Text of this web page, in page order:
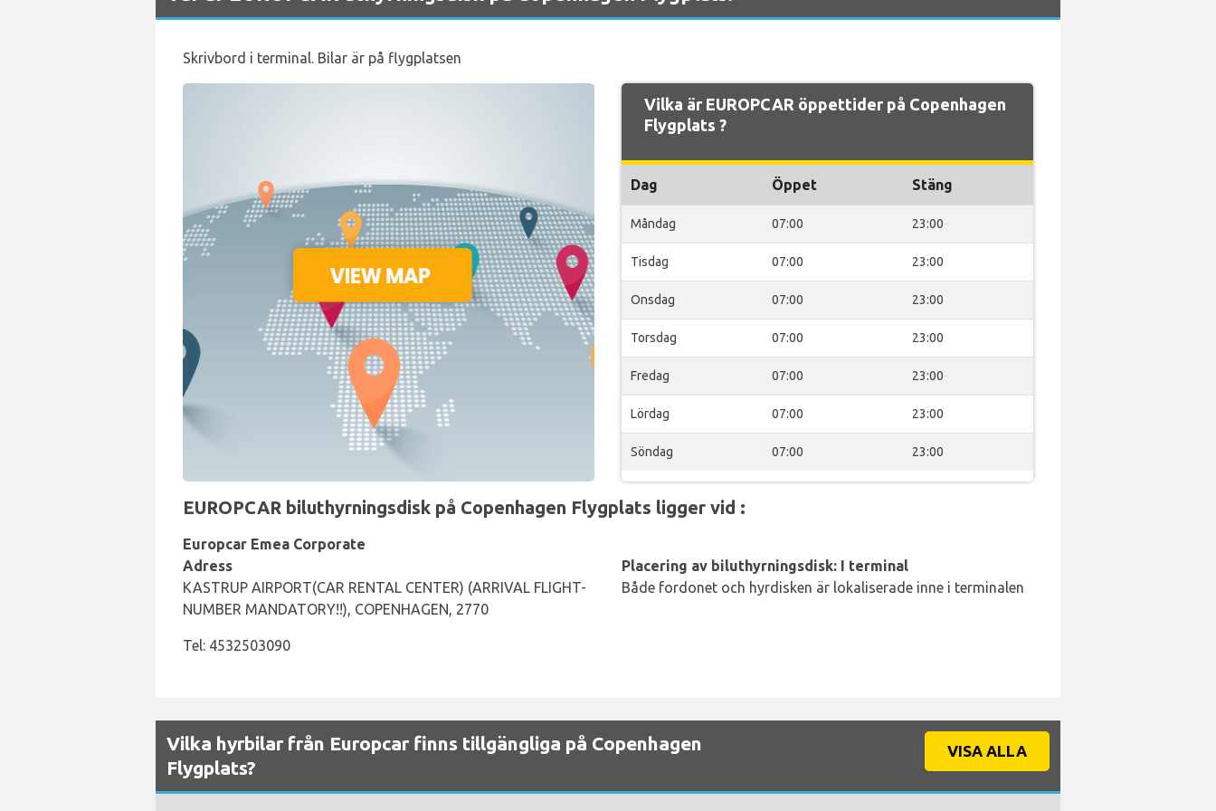
Skrivbord i terminal. Bilar är på flygplatsen
Vilka är EUROPCAR öppettider på Copenhagen
Flygplats ?
Dag Öppet Stäng
Måndag 07:00 23:00
Tisdag 07:00 23:00
Onsdag 07:00 23:00
Torsdag 07:00 23:00
Fredag 07:00 23:00
Lördag 07:00 23:00
Söndag 07:00 23:00
EUROPCAR biluthyrningsdisk på Copenhagen Flygplats ligger vid :
Europcar Emea Corporate
Adress
KASTRUP AIRPORT(CAR RENTAL CENTER) (ARRIVAL FLIGHT-
NUMBER MANDATORY!!), COPENHAGEN, 2770
Tel: 4532503090
Placering av biluthyrningsdisk: I terminal
Både fordonet och hyrdisken är lokaliserade inne i terminalen
Vilka hyrbilar från Europcar finns tillgängliga på Copenhagen
Flygplats?
VISA ALLA